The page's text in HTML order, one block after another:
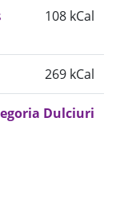
108 kCal
269 kCal
Dulciuri